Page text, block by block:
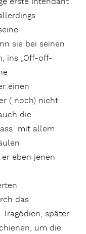
sie bei seinen
ins „Off-off-
einen
( noch) nicht
die
mit allem
eben jenen
das
später
um die